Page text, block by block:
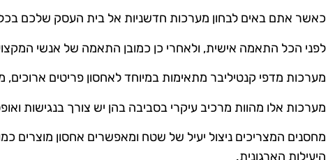
כאשר אתם באים לבחון מערכות חדשניות אל בית העסק שלכם
לפני הכל התאמה אישית, ולאחרי כן כמובן התאמה של אנשי
מערכות מדפי קנטיליבר מתאימות במיוחד לאחסון פריטים ארוכים,
מערכות אלו מהוות מרכיב עיקרי בסביבה בהן יש צורך בנגישות
מחסנים המצריכים ניצול יעיל של שטח ומאפשרים אחסון מוצרים
היעילות הארגונית.